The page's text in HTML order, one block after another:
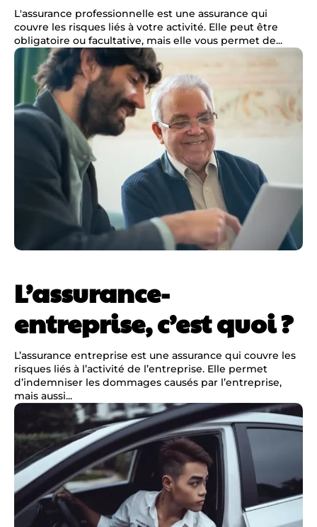
L'assurance professionnelle est une assurance qui
couvre les risques liés à votre activité. Elle peut être
obligatoire ou facultative, mais elle vous permet de...
L’assurance-
entreprise, c’est quoi ?
L’assurance entreprise est une assurance qui couvre les
risques liés à l’activité de l’entreprise. Elle permet
d’indemniser les dommages causés par l’entreprise,
mais aussi...